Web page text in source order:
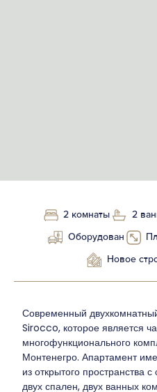
2 комнаты 2
Оборудован
Новое
Современный
Sirocco, которое является
многофункционального
Монтенегро. Апартамент
из открытого пространства
двух спален, двух ванных